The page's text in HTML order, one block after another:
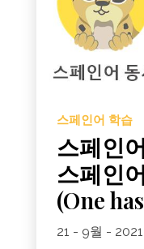
스페인어 학습
스페인
스페인
(One
21 - 9월 - 2021